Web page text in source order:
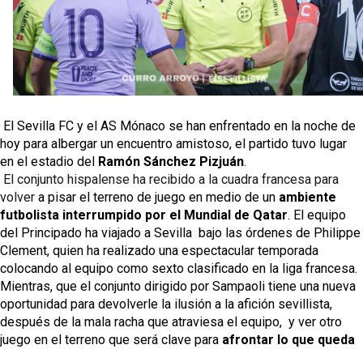
El Sevilla FC trabaja en la contratación de George
Ilenikhena
Joan Jordán podría tener al Estrela Amadora como
destino este lunes
semifinales
IDV reclama dinero al Sevilla por Mercado
El Sevilla FC y el AS Mónaco se han enfrentado en la noche de
hoy para albergar un encuentro amistoso, el partido tuvo lugar
en el estadio del Ramón Sánchez Pizjuán.
El conjunto hispalense ha recibido a la cuadra francesa para
volver a pisar el terreno de juego en medio de un ambiente
futbolista interrumpido por el Mundial de Qatar. El equipo
del Principado ha viajado a Sevilla  bajo las órdenes de Philippe
Clement, quien ha realizado una espectacular temporada
colocando al equipo como sexto clasificado en la liga francesa.
Mientras, que el conjunto dirigido por Sampaoli tiene una nueva
oportunidad para devolverle la ilusión a la afición sevillista,
después de la mala racha que atraviesa el equipo,  y ver otro
juego en el terreno que será clave para afrontar lo que queda